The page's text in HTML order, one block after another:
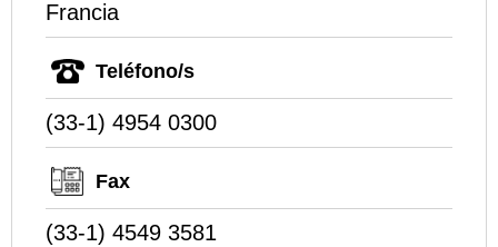
Francia
Teléfono/s
(33-1) 4954 0300
Fax
(33-1) 4549 3581